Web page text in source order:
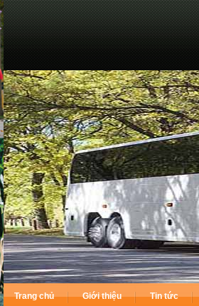
Trang chủ Giới thiệu Tin tức